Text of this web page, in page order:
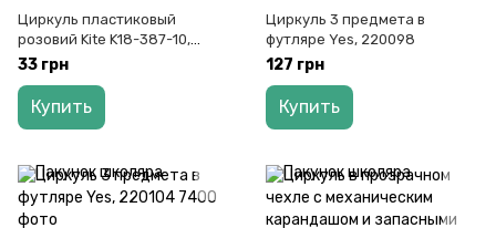
Циркуль пластиковый
розовий Kite K18-387-10,
38443
33 грн
Купить
Циркуль 3 предмета в
футляре Yes, 220098
127 грн
Купить